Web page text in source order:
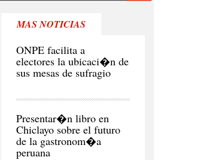
MAS NOTICIAS
ONPE facilita a
electores la ubicaci�n de
sus mesas de sufragio
Presentar�n libro en
Chiclayo sobre el futuro
de la gastronom�a
peruana